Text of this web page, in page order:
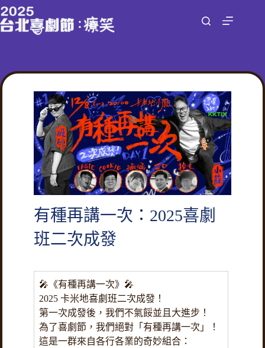
跳
至
容
有種再講一次：2025喜劇
班二次成發
🎤《有種再講一次》🎤
2025 卡米地喜劇班二次成發！
第一次成發後，我們不氣餒並且大進步！
為了喜劇節，我們絕對「有種再講一次」！
這是一群來自各行各業的奇妙組合：